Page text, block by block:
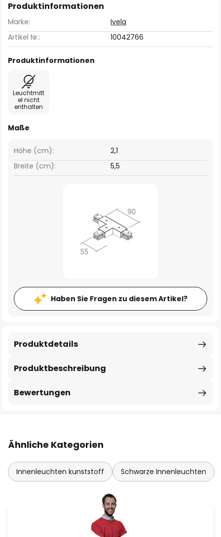
Produktinformationen
Marke:
Ivela
Artikel Nr.:
10042766
Produktinformationen
Leuchtmitt
el nicht
enthalten
Maße
Breite (cm): 5,5
Höhe (cm): 2,1
Haben Sie Fragen zu diesem Artikel?
Produktbeschreibung
Produktdetails
Bewertungen
Ähnliche Kategorien
Innenleuchten kunststoff Schwarze Innenleuchten